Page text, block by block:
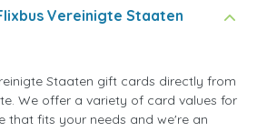
Vereinigte Staaten
Staaten gift cards directly from
We offer a variety of card values for
that fits your needs and we're an